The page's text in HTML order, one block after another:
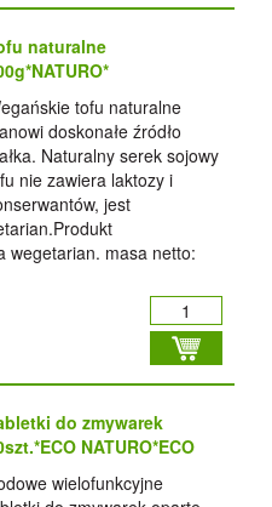
naturalne
tofu naturalne
doskonałe źródło
Naturalny serek sojowy
nie zawiera laktozy i
jest
wegetarian. masa netto:
do zmywarek
NATURO*ECO
wielofunkcyjne